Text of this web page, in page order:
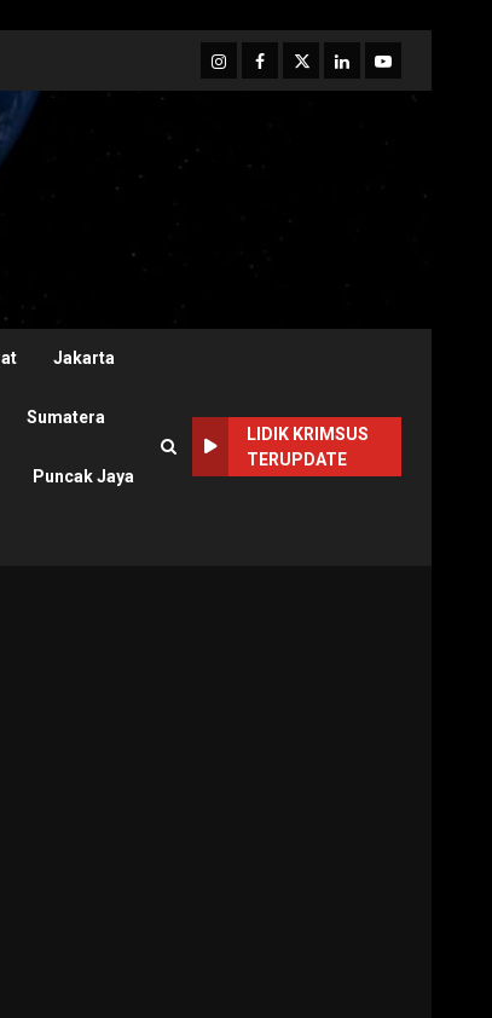
InstagramFacebook
TwitterLinkedinYoutube
Jakarta
Sumatera
Puncak Jaya
LIDIK KRIMSUS
TERUPDATE